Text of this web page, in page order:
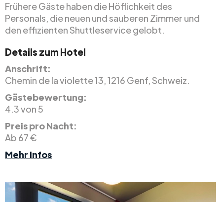
Frühere Gäste haben die Höflichkeit des
Personals, die neuen und sauberen Zimmer und
den effizienten Shuttleservice gelobt.
Details zum Hotel
Anschrift:
Chemin de la violette 13, 1216 Genf, Schweiz.
Gästebewertung:
4.3 von 5
Preis pro Nacht:
Ab 67 €
Mehr Infos